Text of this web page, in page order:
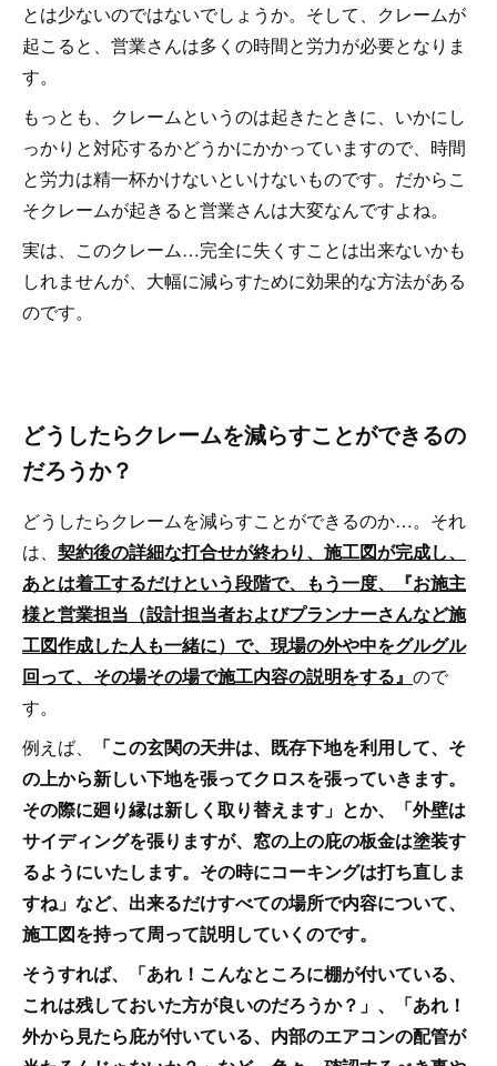
とは少ないのではないでしょうか。そして、クレームが
起こると、営業さんは多くの時間と労力が必要となりま
す。
もっとも、クレームというのは起きたときに、いかにし
っかりと対応するかどうかにかかっていますので、時間
と労力は精一杯かけないといけないものです。だからこ
そクレームが起きると営業さんは大変なんですよね。
実は、このクレーム…完全に失くすことは出来ないかも
しれませんが、大幅に減らすために効果的な方法がある
のです。
どうしたらクレームを減らすことができるの
だろうか？
どうしたらクレームを減らすことができるのか…。それ
は、 契約後の詳細な打合せが終わり、施工図が完成し、
あとは着工するだけという段階で、もう一度、『お施主
様と営業担当（設計担当者およびプランナーさんなど施
工図作成した人も一緒に）で、現場の外や中をグルグル
回って、その場その場で施工内容の説明をする』 ので
す。
例えば、
「この玄関の天井は、既存下地を利用して、そ
の上から新しい下地を張ってクロスを張っていきます。
その際に廻り縁は新しく取り替えます」とか、「外壁は
サイディングを張りますが、窓の上の庇の板金は塗装す
るようにいたします。その時にコーキングは打ち直しま
すね」など、出来るだけすべての場所で内容について、
施工図を持って周って説明していくのです。
そうすれば、「あれ！こんなところに棚が付いている、
これは残しておいた方が良いのだろうか？」、「あれ！
外から見たら庇が付いている、内部のエアコンの配管が